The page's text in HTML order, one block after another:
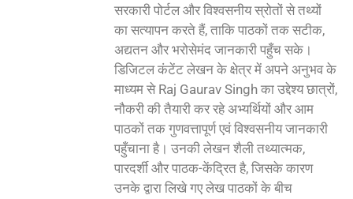
सरकारी पोर्टल और विश्वसनीय स्रोतों से तथ्यों
का सत्यापन करते हैं, ताकि पाठकों तक सटीक,
अद्यतन और भरोसेमंद जानकारी पहुँच सके।
डिजिटल कंटेंट लेखन के क्षेत्र में अपने अनुभव के
माध्यम से Raj Gaurav Singh का उद्देश्य छात्रों,
नौकरी की तैयारी कर रहे अभ्यर्थियों और आम
पाठकों तक गुणवत्तापूर्ण एवं विश्वसनीय जानकारी
पहुँचाना है। उनकी लेखन शैली तथ्यात्मक,
पारदर्शी और पाठक-केंद्रित है, जिसके कारण
उनके द्वारा लिखे गए लेख पाठकों के बीच